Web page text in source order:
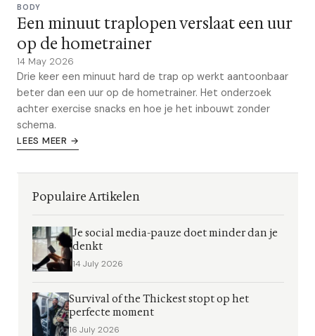
BODY
Een minuut traplopen verslaat een uur
op de hometrainer
14 May 2026
Drie keer een minuut hard de trap op werkt aantoonbaar
beter dan een uur op de hometrainer. Het onderzoek
achter exercise snacks en hoe je het inbouwt zonder
schema.
LEES MEER →
Populaire Artikelen
Je social media-pauze doet minder dan je
denkt
14 July 2026
Survival of the Thickest stopt op het
perfecte moment
16 July 2026